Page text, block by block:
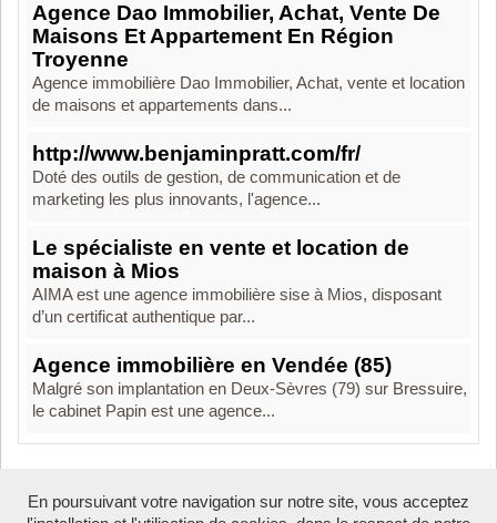
Agence Dao Immobilier, Achat, Vente De
Maisons Et Appartement En Région
Troyenne
Agence immobilière Dao Immobilier, Achat, vente et location
de maisons et appartements dans...
http://www.benjaminpratt.com/fr/
Doté des outils de gestion, de communication et de
marketing les plus innovants, l'agence...
Le spécialiste en vente et location de
maison à Mios
AIMA est une agence immobilière sise à Mios, disposant
d’un certificat authentique par...
Agence immobilière en Vendée (85)
Malgré son implantation en Deux-Sèvres (79) sur Bressuire,
le cabinet Papin est une agence...
Boosté par Arfooo 2.02 - © 2007 - 2026
En poursuivant votre navigation sur notre site, vous acceptez